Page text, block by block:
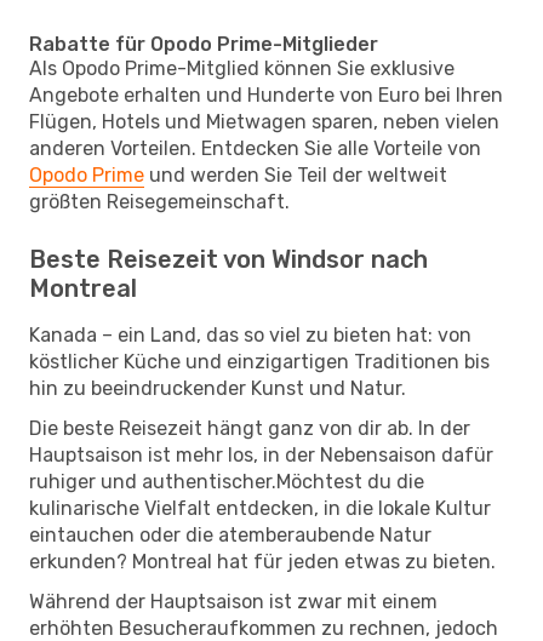
Rabatte für Opodo Prime-Mitglieder
Als Opodo Prime-Mitglied können Sie exklusive
Angebote erhalten und Hunderte von Euro bei Ihren
Flügen, Hotels und Mietwagen sparen, neben vielen
anderen Vorteilen. Entdecken Sie alle Vorteile von
Opodo Prime und werden Sie Teil der weltweit
größten Reisegemeinschaft.
Beste Reisezeit von Windsor nach
Montreal
Kanada – ein Land, das so viel zu bieten hat: von
köstlicher Küche und einzigartigen Traditionen bis
hin zu beeindruckender Kunst und Natur.
Die beste Reisezeit hängt ganz von dir ab. In der
Hauptsaison ist mehr los, in der Nebensaison dafür
ruhiger und authentischer.Möchtest du die
kulinarische Vielfalt entdecken, in die lokale Kultur
eintauchen oder die atemberaubende Natur
erkunden? Montreal hat für jeden etwas zu bieten.
Während der Hauptsaison ist zwar mit einem
erhöhten Besucheraufkommen zu rechnen, jedoch